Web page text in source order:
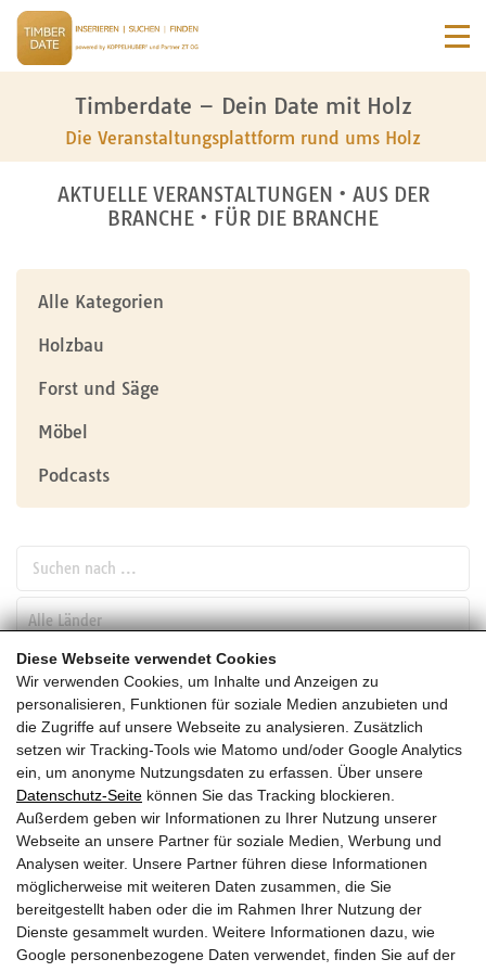
Diese Webseite verwendet Cookies
Wir verwenden Cookies, um Inhalte und Anzeigen zu
personalisieren, Funktionen für soziale Medien anzubieten und
die Zugriffe auf unsere Webseite zu analysieren. Zusätzlich
setzen wir Tracking-Tools wie Matomo und/oder Google Analytics
ein, um anonyme Nutzungsdaten zu erfassen. Über unsere
Datenschutz-Seite können Sie das Tracking blockieren.
Außerdem geben wir Informationen zu Ihrer Nutzung unserer
Webseite an unsere Partner für soziale Medien, Werbung und
Analysen weiter. Unsere Partner führen diese Informationen
möglicherweise mit weiteren Daten zusammen, die Sie
bereitgestellt haben oder die im Rahmen Ihrer Nutzung der
Dienste gesammelt wurden. Weitere Informationen dazu, wie
Google personenbezogene Daten verwendet, finden Sie auf der
Timberdate – Dein Date mit Holz
Die Veranstaltungsplattform rund ums Holz
AKTUELLE VERANSTALTUNGEN • AUS DER
BRANCHE • FÜR DIE BRANCHE
Alle Kategorien
Holzbau
Forst und Säge
Möbel
Podcasts
SUCHEN
Februar
HEUTE
2027
Februar 2027
Es wurden leider keine Veranstaltungen gefunden ....